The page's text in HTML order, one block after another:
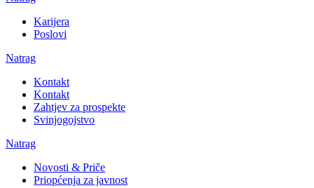
Karijera
Poslovi
Natrag
Kontakt
Kontakt
Zahtjev za prospekte
Svinjogojstvo
Natrag
Novosti & Priče
Priopćenja za javnost